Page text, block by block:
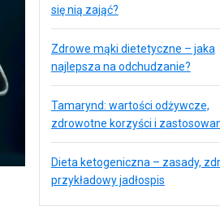
się nią zająć?
Zdrowe mąki dietetyczne – jaka
najlepsza na odchudzanie?
Tamarynd: wartości odżywcze,
zdrowotne korzyści i
Dieta ketogeniczna – zasady,
przykładowy jadłospis